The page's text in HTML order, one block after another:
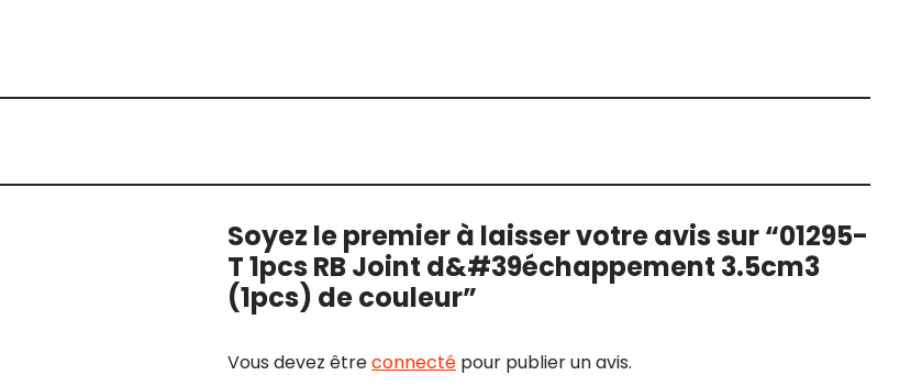
Soyez le premier à laisser votre avis sur “01295-
T 1pcs RB Joint d&#39échappement 3.5cm3
(1pcs) de couleur”
Vous devez êtreconnecté pour publier un avis.